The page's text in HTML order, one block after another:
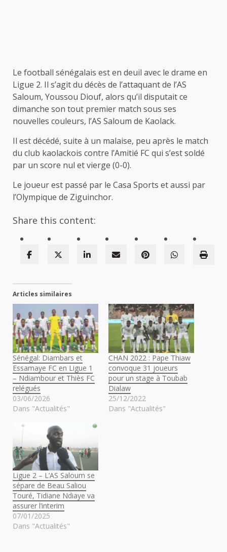
Le football sénégalais est en deuil avec le drame en
Ligue 2. Il s’agit du décès de l’attaquant de l’AS
Saloum, Youssou Diouf, alors qu’il disputait ce
dimanche son tout premier match sous ses
nouvelles couleurs, l’AS Saloum de Kaolack.
Il est décédé, suite à un malaise, peu après le match
du club kaolackois contre l’Amitié FC qui s’est soldé
par un score nul et vierge (0-0).
Le joueur est passé par le Casa Sports et aussi par
l’Olympique de Ziguinchor.
Share this content:
Articles similaires
Sénégal: Diambars et
Essamaye FC en Ligue 1
– Ndiambour et Thiès FC
relégués
03/06/2026
Dans "Actualités"
CHAN 2022 : Pape Thiaw
convoque 31 joueurs
pour un stage à Toubab
Dialaw
25/12/2022
Dans "Actualités"
Ligue 2 – L’AS Saloum se
sépare de Beau Saliou
Touré, Tidiane Ndiaye va
assurer l’interim
07/01/2025
Dans "Actualités"